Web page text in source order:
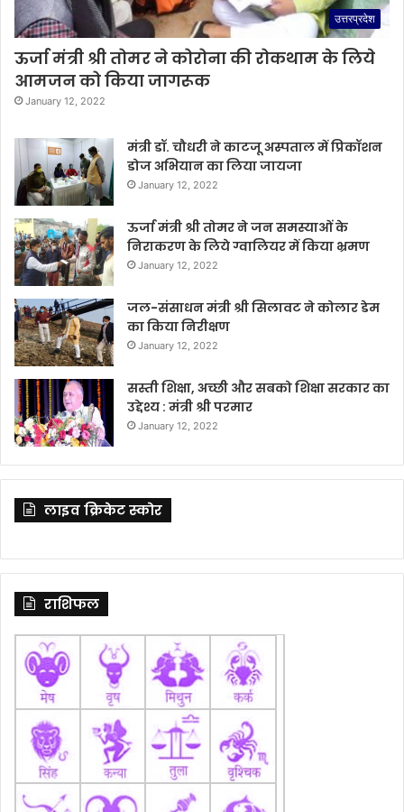
उत्तरप्रदेश
ऊर्जा मंत्री श्री तोमर ने कोरोना की रोकथाम के लिये
आमजन को किया जागरूक
January 12, 2022
मंत्री डॉ. चौधरी ने काटजू अस्पताल में प्रिकॉशन
डोज अभियान का लिया जायजा
January 12, 2022
ऊर्जा मंत्री श्री तोमर ने जन समस्याओं के
निराकरण के लिये ग्वालियर में किया भ्रमण
January 12, 2022
जल-संसाधन मंत्री श्री सिलावट ने कोलार डेम
का किया निरीक्षण
January 12, 2022
सस्ती शिक्षा, अच्छी और सबको शिक्षा सरकार का
उद्देश्य : मंत्री श्री परमार
January 12, 2022
लाइव क्रिकेट स्कोर
राशिफल